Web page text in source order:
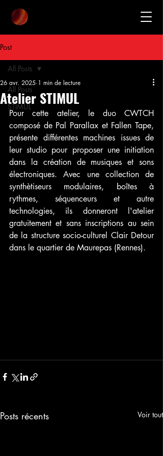
Post
All Posts
STIMUL
All Posts
Atelier STIMUL
26 avr. 2025 1 min de lecture
Pour cette atelier, le duo CWTCH
composé de Pal Parallax et Fallen Tape,
présente différentes machines issues de
leur studio pour proposer une initiation
dans la création de musiques et sons
électroniques. Avec une collection de
synthètiseurs modulaires, boîtes à
rythmes, séquenceurs et autre
technologies, ils donneront l'atelier
gratuitement et sans inscriptions au sein
de la structure socio-culturel Clair Detour
dans le quartier de Maurepas (Rennes).
Posts récents Voir tout